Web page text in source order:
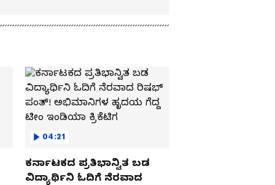
04:21
ಕರ್ನಾಟಕದ ಪ್ರತಿಭಾನ್ವಿತ ಬಡ
ವಿದ್ಯಾರ್ಥಿನಿ ಓದಿಗೆ ನೆರವಾದ